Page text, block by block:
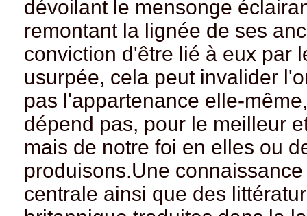
dévoilant le mensonge
remontant la lignée de ses
conviction d'être lié à eux par
usurpée, cela peut invalider
pas l'appartenance elle-
dépend pas, pour le meilleur
mais de notre foi en elles ou
produisons.Une
centrale ainsi que des